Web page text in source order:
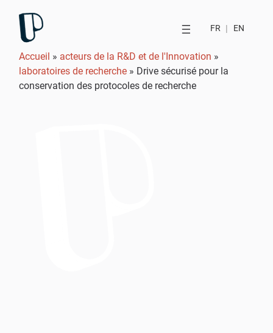
FR | EN
Accueil » acteurs de la R&D et de l'Innovation »
laboratoires de recherche » Drive sécurisé pour la
conservation des protocoles de recherche